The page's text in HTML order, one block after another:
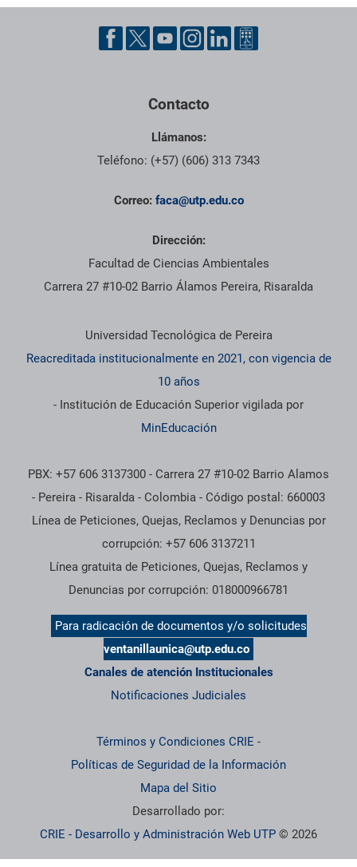
Pie de página con información de contacto, redes sociales y
Contacto
Llámanos:
Teléfono: (+57) (606) 313 7343
Correo: faca@utp.edu.co
Dirección:
Facultad de Ciencias Ambientales
Carrera 27 #10-02 Barrio Álamos Pereira, Risaralda
Información institucional
Universidad Tecnológica de Pereira
Reacreditada institucionalmente en 2021, con vigencia de
10 años
- Institución de Educación Superior vigilada por
MinEducación
PBX: +57 606 3137300 - Carrera 27 #10-02 Barrio Alamos
- Pereira - Risaralda - Colombia - Código postal: 660003
Línea de Peticiones, Quejas, Reclamos y Denuncias por
corrupción: +57 606 3137211
Línea gratuita de Peticiones, Quejas, Reclamos y
Denuncias por corrupción: 018000966781
Para radicación de documentos y/o solicitudes
ventanillaunica@utp.edu.co
Canales de atención Institucionales
Notificaciones Judiciales
Términos y Condiciones CRIE -
Políticas de Seguridad de la Información
Mapa del Sitio
Desarrollado por:
CRIE - Desarrollo y Administración Web UTP © 2026